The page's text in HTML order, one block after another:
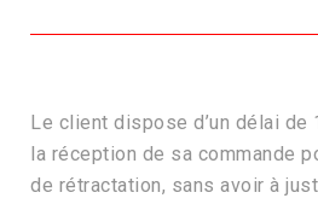
Le client dispose d’un délai de
la réception de sa commande
de rétractation, sans avoir à